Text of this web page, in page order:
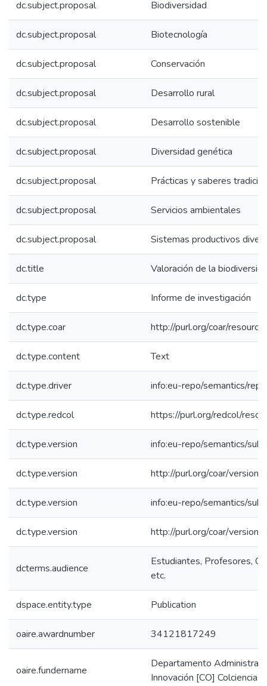
dc.subject.proposal Biodiversidad
dc.subject.proposal Biotecnología
dc.subject.proposal Conservación
dc.subject.proposal Desarrollo rural
dc.subject.proposal Desarrollo sostenible
dc.subject.proposal Diversidad genética
dc.subject.proposal Prácticas y saberes
dc.subject.proposal Servicios ambientales
dc.subject.proposal Sistemas productivos
dc.title Valoración de la
dc.type Informe de investigación
dc.type.coar http://purl.org/coar/
dc.type.content Text
dc.type.driver info:eu-repo/semantics/
dc.type.redcol https://purl.org/redcol/
dc.type.version info:eu-repo/semantics/
dc.type.version http://purl.org/coar/
dc.type.version info:eu-repo/semantics/
dc.type.version http://purl.org/coar/
dcterms.audience
Estudiantes, Profesores,
etc.
dspace.entity.type Publication
oaire.awardnumber 34121817249
oaire.fundername
Departamento
Innovación [CO] Colciencias